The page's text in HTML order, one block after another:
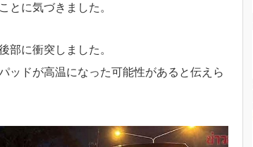
とに気づきました。
部に衝突しました。
ッドが高温になった可能性があると伝えら